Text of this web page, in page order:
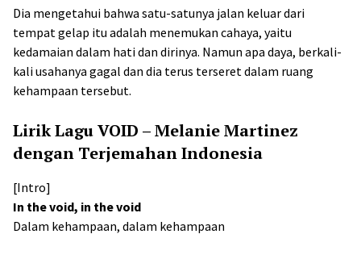
Dia mengetahui bahwa satu-satunya jalan keluar dari
tempat gelap itu adalah menemukan cahaya, yaitu
kedamaian dalam hati dan dirinya. Namun apa daya, berkali-
kali usahanya gagal dan dia terus terseret dalam ruang
kehampaan tersebut.
Lirik Lagu VOID – Melanie Martinez
dengan Terjemahan Indonesia
[Intro]
In the void, in the void
Dalam kehampaan, dalam kehampaan